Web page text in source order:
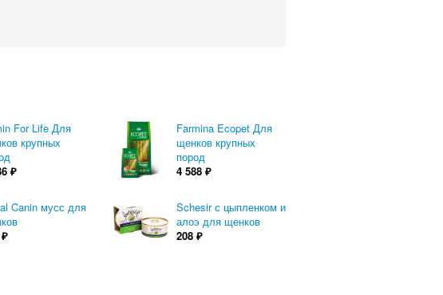
For Life Для
крупных
₽
Farmina Ecopet Для
щенков крупных
пород
4 588 ₽
Canin мусс для
₽
Schesir с цыпленком и
алоэ для щенков
208 ₽